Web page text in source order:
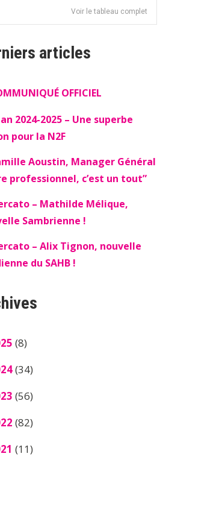
Voir le tableau complet
articles
OFFICIEL
2024-2025 – Une superbe
pour la N2F
Aoustin, Manager Général
professionnel, c’est un tout”
– Mathilde Mélique,
Sambrienne !
– Alix Tignon, nouvelle
du SAHB !
(8)
(34)
(56)
(82)
(11)